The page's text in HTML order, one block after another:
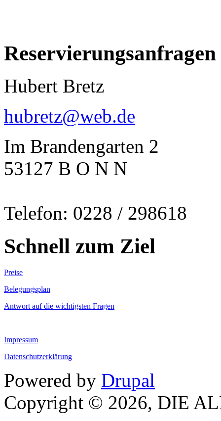
Reservierungsanfragen
Hubert Bretz
hubretz@web.de
Im Brandengarten 2
53127 B O N N
Telefon: 0228 / 298618
Schnell zum Ziel
Preise
Belegungsplan
Antwort auf die wichtigsten Fragen
Impressum
Datenschutzerklärung
Powered by Drupal
Copyright © 2026, DIE